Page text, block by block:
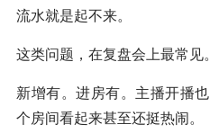
流水就是起不来。
这类问题，在复盘会上最常见。
新增有。进房有。主播开播
个房间看起来甚至还挺热闹。